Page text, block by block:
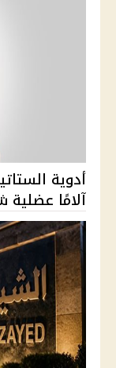
أدوية
آلامًا